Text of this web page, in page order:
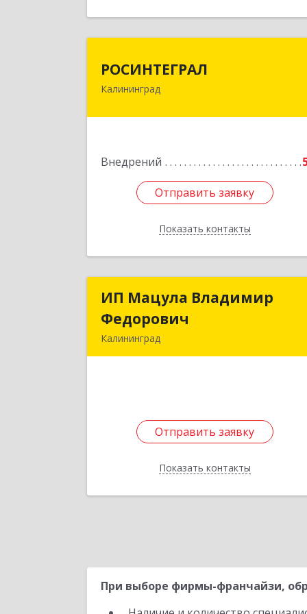
РОСИНТЕГРАЛ
Калининград
Внедрений
Отправить заявку
Показать контакты
236016, Калининградская обл,
Подробнее
Отправить заявку
Назад
ИП Мацула Владимир
Федорович
Калининград
Отправить заявку
Показать контакты
ИП Мацула Владимир
Подробнее
При выборе фирмы-франчайзи,